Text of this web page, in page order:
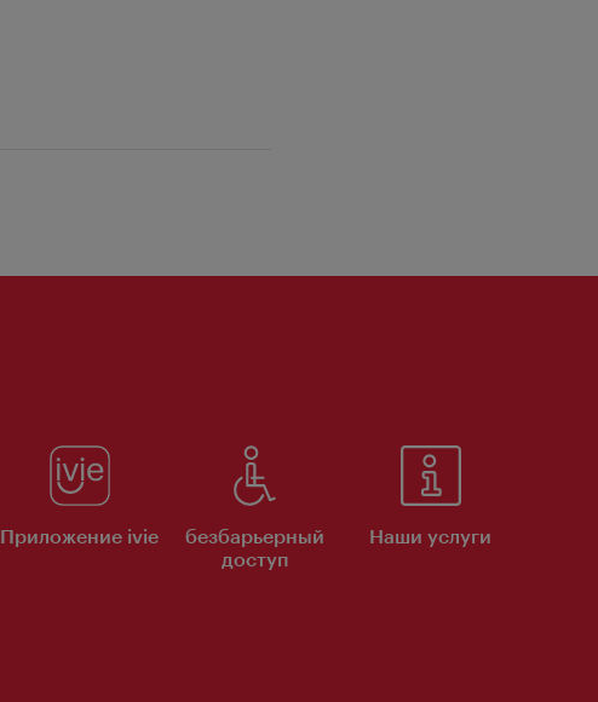
Приложение ivie
безбарьерный
доступ
Наши услуги